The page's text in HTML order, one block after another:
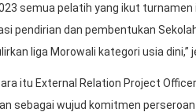
semua pelatih yang ikut
pendirian dan pembentukan
liga Morowali kategori usia dini,”
itu External Relation Project
sebagai wujud komitmen